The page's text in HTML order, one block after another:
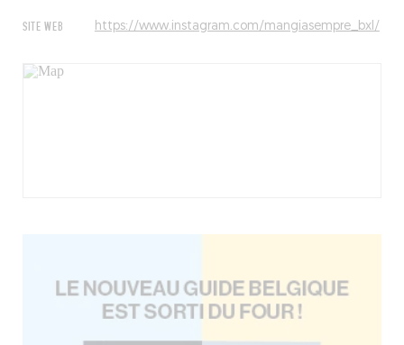
SITE WEB https://www.instagram.com/mangiasempre_bxl/